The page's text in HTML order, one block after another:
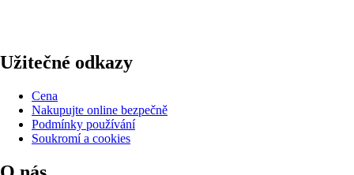
Užitečné odkazy
Cena
Nakupujte online bezpečně
Podmínky používání
Soukromí a cookies